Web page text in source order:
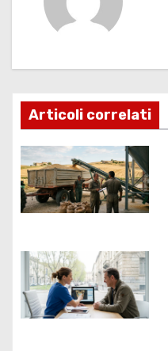
i
o
n
e
a
r
t
Articoli correlati